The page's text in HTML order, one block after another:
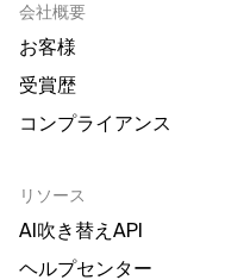
会社概要
お客様
受賞歴
コンプライアンス
リソース
AI吹き替えAPI
ヘルプセンター